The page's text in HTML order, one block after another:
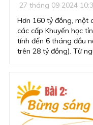
27 tháng 09 2024
Hơn 160 tỷ đồng, một
các cấp Khuyến học
tính đến 6 tháng đầu
trên 28 tỷ đồng). Từ
tập có sự cổ vũ, động
con số thống kê đầy
Khuyến học trong tỉnh
nghiệp, mạnh thường
và tại các trường trên